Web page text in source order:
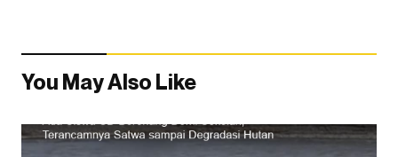
You May Also Like